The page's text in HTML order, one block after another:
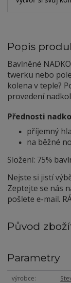
Popis
Bavlněné
twerku nebo
kolena v teple?
provedení
Přednosti
příjemný
na běžné
Složení: 75%
Nejste si jistí
Zeptejte se nás
pošlete e-mail.
Původ zboží
Parametry
výrobce